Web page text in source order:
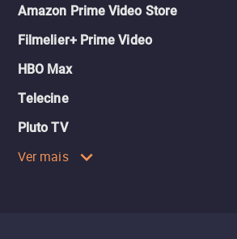
Amazon Prime Video Store
Filmelier+ Prime Video
HBO Max
Telecine
Pluto TV
Ver mais